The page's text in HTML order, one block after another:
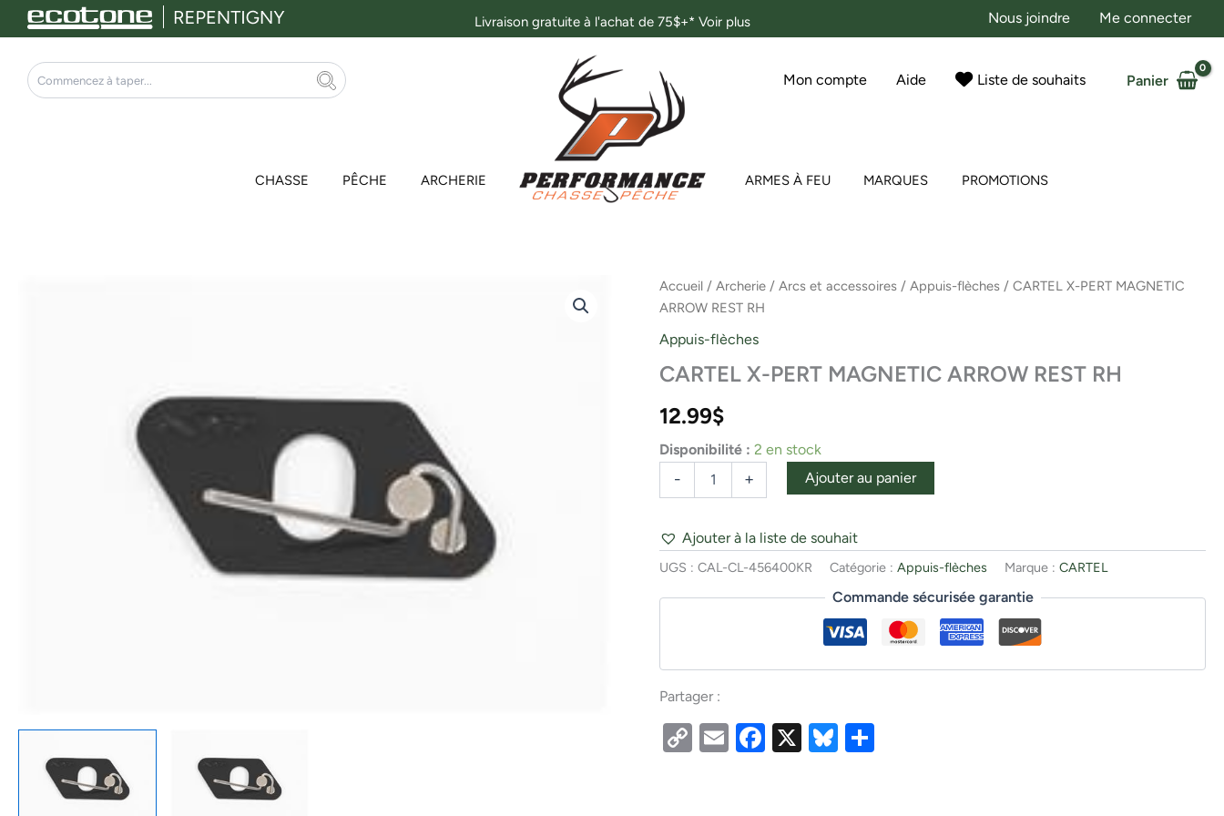
Aller
au
contenu
Livraison gratuite à l'achat de 75$+* Voir plus Nous joindre Me connecter
Rechercher
Mon compte Aide Liste de souhaits Panier
CHASSE PÊCHE ARCHERIE ARMES À FEU MARQUES PROMOTIONS
Accueil /Archerie /Arcs et accessoires /Appuis-flèches / CARTEL X-PERT MAGNETIC
ARROW REST RH
Appuis-flèches
CARTEL X-PERT MAGNETIC ARROW REST RH
12.99$
Disponibilité : 2 en stock
-
quantité
de
X-
MAGNETIC
REST
RH
+ Ajouter au panier
Ajouter à la liste de souhait
UGS :CAL-CL-456400KR Catégorie :Appuis-flèches Marque :CARTEL
Commande sécurisée garantie
Partager :
CopyEmailFacebook
X Bluesky